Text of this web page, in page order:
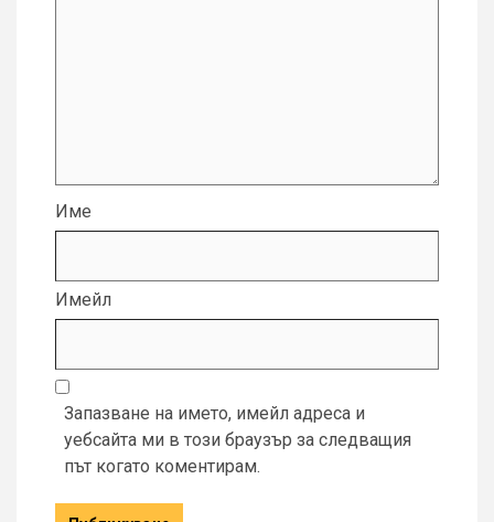
Име
Имейл
Запазване на името, имейл адреса и
уебсайта ми в този браузър за следващия
път когато коментирам.